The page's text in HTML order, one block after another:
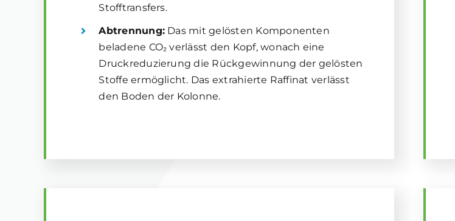
Stofftransfers.
Abtrennung:Das mit gelösten Komponenten
beladene CO₂ verlässt den Kopf, wonach eine
Druckreduzierung die Rückgewinnung der gelösten
Stoffe ermöglicht. Das extrahierte Raffinat verlässt
den Boden der Kolonne.